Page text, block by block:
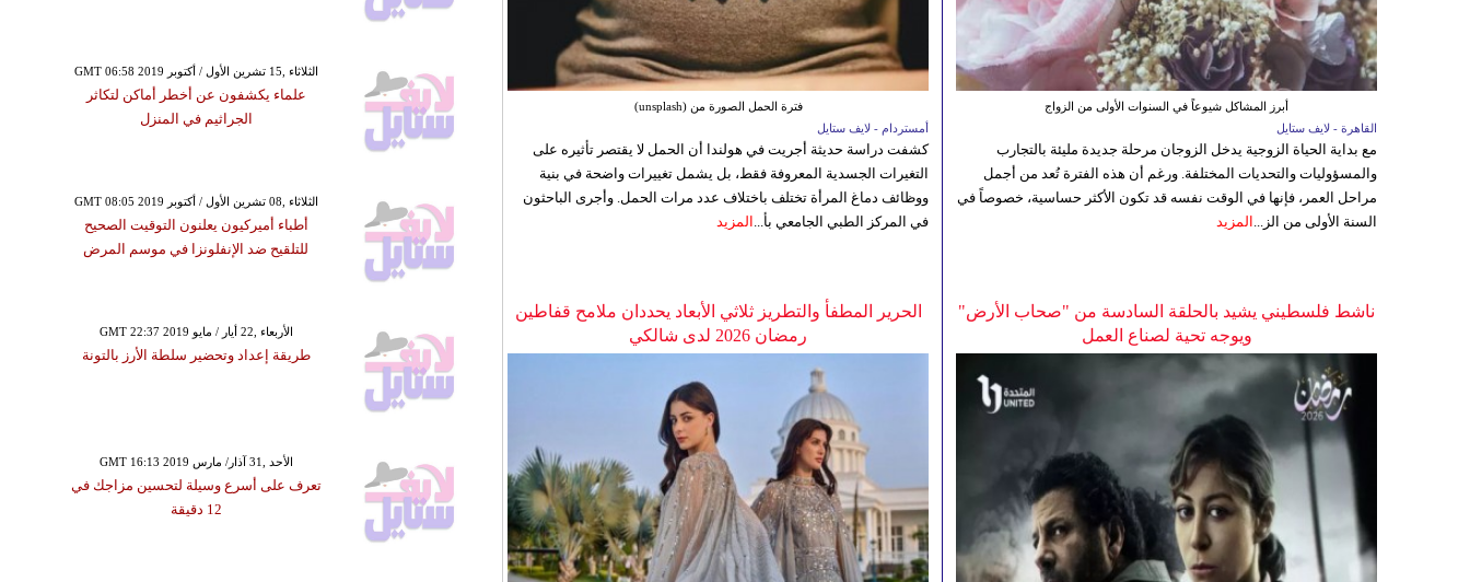
فترة الحمل الصورة من (unsplash)
أمستردام - لايف ستايل
كشفت دراسة حديثة أجريت في هولندا أن الحمل لا يقتصر تأثيره على
التغيرات الجسدية المعروفة فقط، بل يشمل تغييرات واضحة في بنية
ووظائف دماغ المرأة تختلف باختلاف عدد مرات الحمل. وأجرى الباحثون
في المركز الطبي الجامعي بأ... المزيد
أبرز المشاكل شيوعاً في السنوات الأولى من الزواج
القاهرة - لايف ستايل
مع بداية الحياة الزوجية يدخل الزوجان مرحلة جديدة مليئة بالتجارب
والمسؤوليات والتحديات المختلفة. ورغم أن هذه الفترة تُعد من أجمل
مراحل العمر، فإنها في الوقت نفسه قد تكون الأكثر حساسية، خصوصاً في
السنة الأولى من الز... المزيد
الحرير المطفأ والتطريز ثلاثي الأبعاد يحددان ملامح قفاطين
رمضان 2026 لدى شالكي
ناشط فلسطيني يشيد بالحلقة السادسة من "صحاب الأرض"
ويوجه تحية لصناع العمل
GMT 06:58 2019 الثلاثاء ,15 تشرين الأول / أكتوبر
علماء يكشفون عن أخطر أماكن لتكاثر
الجراثيم في المنزل
GMT 08:05 2019 الثلاثاء ,08 تشرين الأول / أكتوبر
أطباء أميركيون يعلنون التوقيت الصحيح
للتلقيح ضد الإنفلونزا في موسم المرض
GMT 22:37 2019 الأربعاء ,22 أيار / مايو
طريقة إعداد وتحضير سلطة الأرز بالتونة
GMT 16:13 2019 الأحد ,31 آذار/ مارس
تعرف على أسرع وسيلة لتحسين مزاجك في
12 دقيقة